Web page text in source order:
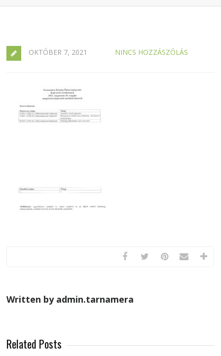
OKTÓBER 7, 2021 NINCS HOZZÁSZÓLÁS
Written by admin.tarnamera
Related Posts